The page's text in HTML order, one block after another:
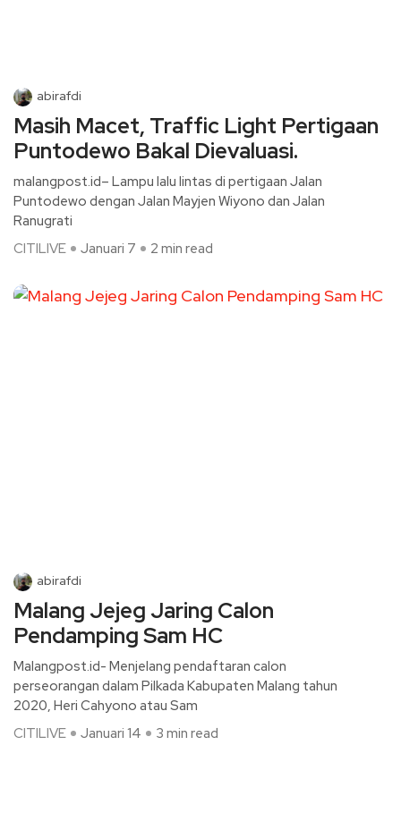
abirafdi
Masih Macet, Traffic Light Pertigaan
Puntodewo Bakal Dievaluasi.
malangpost.id– Lampu lalu lintas di pertigaan Jalan
Puntodewo dengan Jalan Mayjen Wiyono dan Jalan
Ranugrati
CITILIVE
Januari 7 2 min read
abirafdi
Malang Jejeg Jaring Calon
Pendamping Sam HC
Malangpost.id- Menjelang pendaftaran calon
perseorangan dalam Pilkada Kabupaten Malang tahun
2020, Heri Cahyono atau Sam
CITILIVE
Januari 14 3 min read